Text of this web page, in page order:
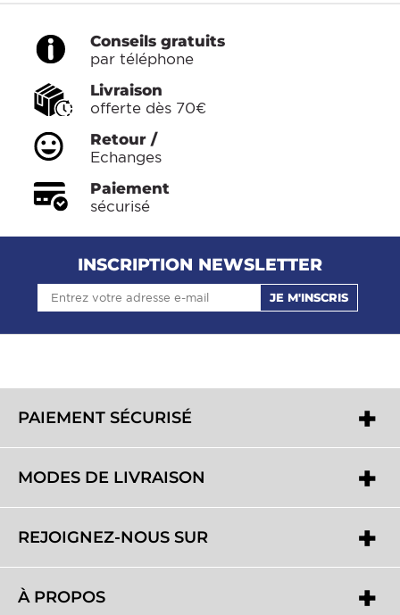
Conseils gratuits
par téléphone
Livraison
offerte dès 70€
Retour /
Echanges
Paiement
sécurisé
INSCRIPTION NEWSLETTER
JE M'INSCRIS
PAIEMENT SÉCURISÉ
MODES DE LIVRAISON
REJOIGNEZ-NOUS SUR
À PROPOS